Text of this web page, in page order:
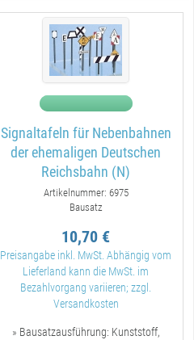
Signaltafeln für Nebenbahnen
der ehemaligen Deutschen
Reichsbahn (N)
Artikelnummer: 6975
Bausatz
10,70 €
Preisangabe inkl. MwSt. Abhängig vom
Lieferland kann die MwSt. im
Bezahlvorgang variieren; zzgl.
Versandkosten
» Bausatzausführung: Kunststoff,